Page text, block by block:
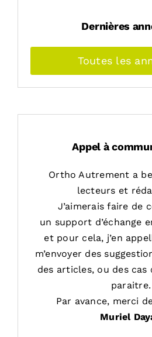
Dernières
Toutes les
Appel à
Ortho Autrement a
lecteurs et
J’aimerais faire de
un support d’échange
et pour cela, j’en
m’envoyer des
des articles, ou des cas
paraitre.
Par avance, merci
Muriel